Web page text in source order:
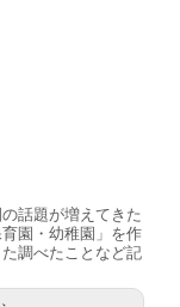
話題が増えてきた
園・幼稚園」を作
調べたことなど記